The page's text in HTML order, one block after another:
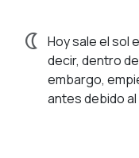
nightlight Hoy sale el sol
decir, dentro
embargo,
antes debido